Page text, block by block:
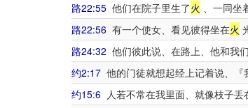
路22:55 他们在院子里生了火 、一同坐
路22:56 有一个使女、看见彼得坐在火
路24:32 他们彼此说、在路上、他和我
约2:17 他的门徒就想起经上记着说、
约15:6 人若不常在我里面、就像枝子